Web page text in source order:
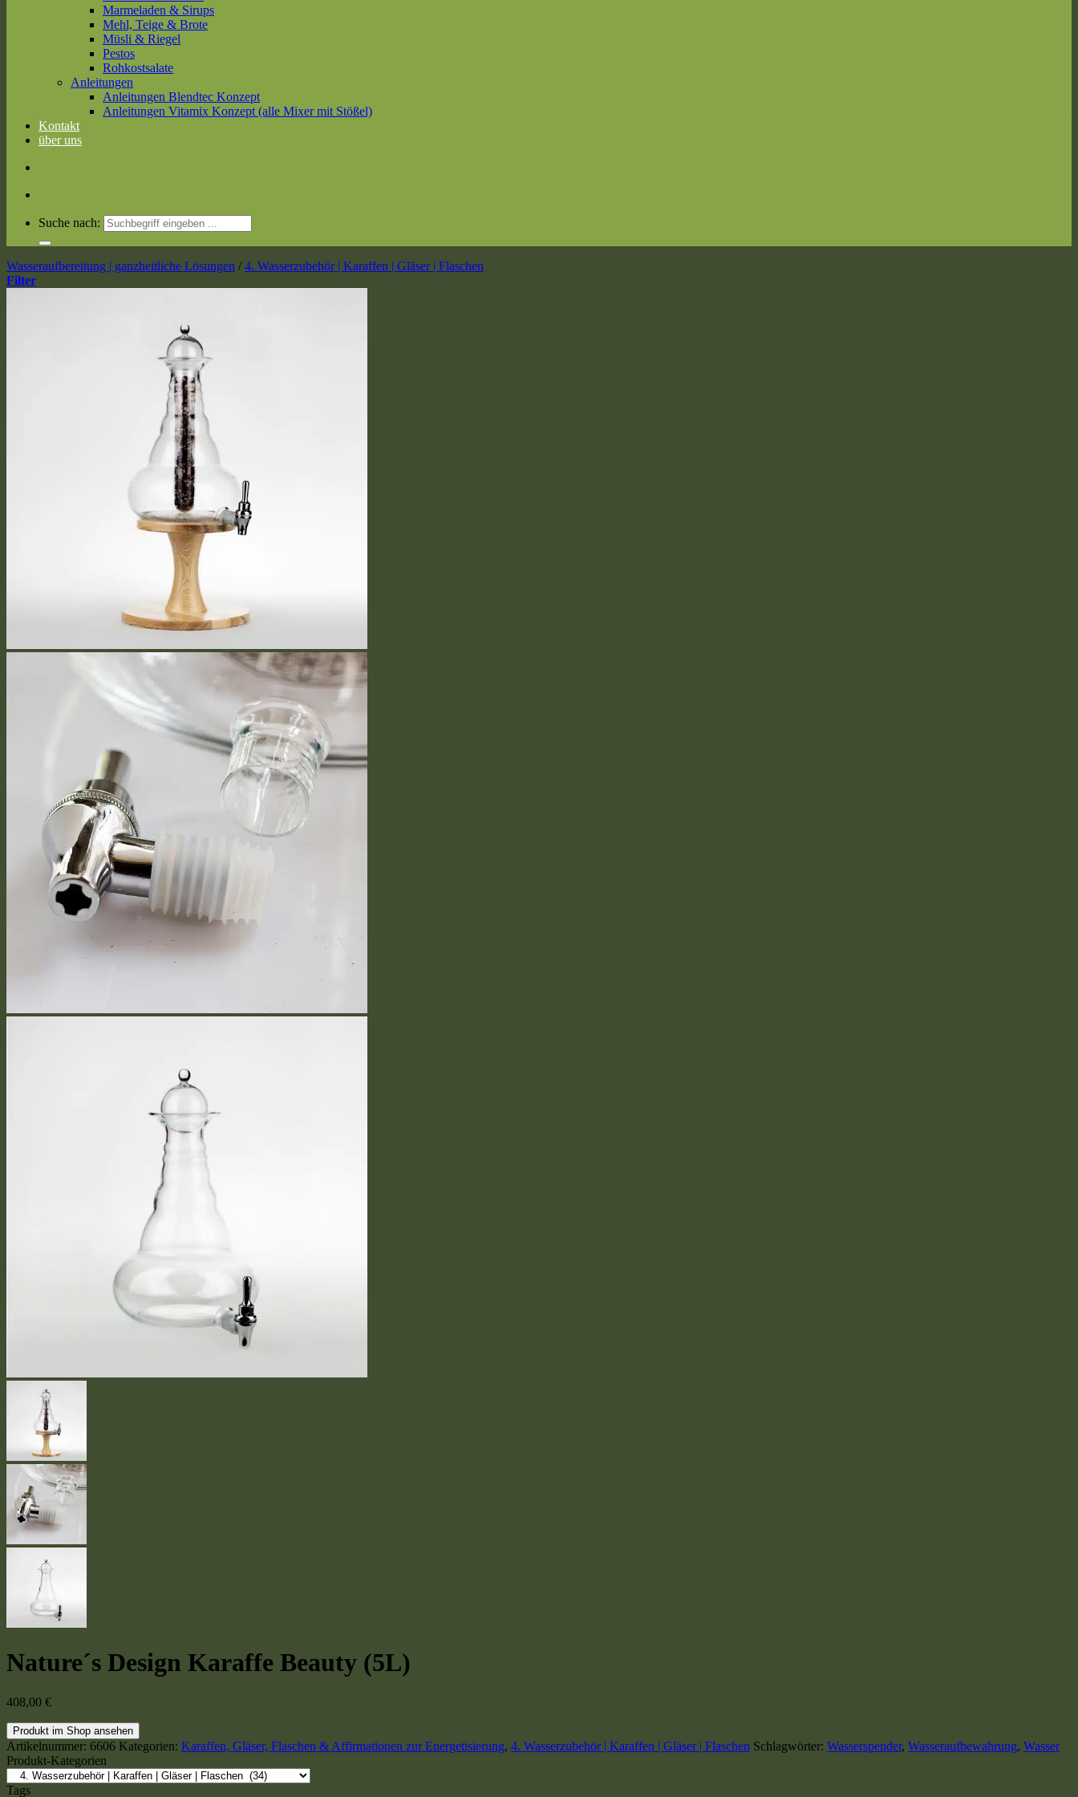
Marmeladen & Sirups
Mehl, Teige & Brote
Müsli & Riegel
Pestos
Rohkostsalate
Anleitungen
Anleitungen Blendtec Konzept
Anleitungen Vitamix Konzept (alle Mixer mit Stößel)
Kontakt
über uns
Suche nach:
Wasseraufbereitung | ganzheitliche Lösungen / 4. Wasserzubehör | Karaffen | Gläser | Flaschen
Filter
Nature´s Design Karaffe Beauty (5L)
408,00 €
Produkt im Shop ansehen
Artikelnummer: 6606 Kategorien: Karaffen, Gläser, Flaschen & Affirmationen zur Energetisierung, 4. Wasserzubehör | Karaffen | Gläser | Flaschen Schlagwörter: Wasserspender, Wasseraufbewahrung, Wasser
Produkt-Kategorien
Tags